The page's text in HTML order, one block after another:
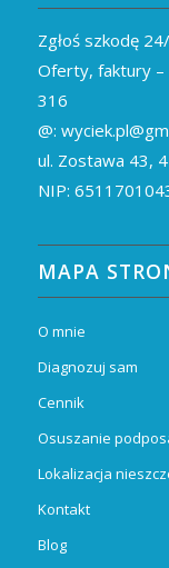
Zgłoś szkodę
Oferty, faktury –
316
@:
ul. Zostawa 43,
NIP:
MAPA
O mnie
Diagnozuj sam
Cennik
Osuszanie
Lokalizacja
Kontakt
Blog